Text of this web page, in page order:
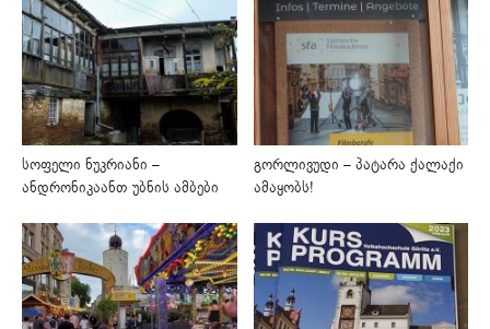
სოფელი ნუკრიანი –
ანდრონიკაანთ უბნის ამბები
გორლივუდი – პატარა ქალაქი
ამაყობს!